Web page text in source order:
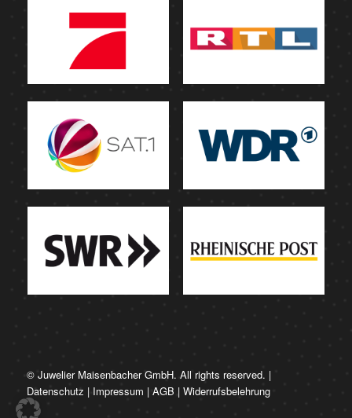
© Juwelier Maisenbacher GmbH. All rights reserved. |
Datenschutz | Impressum | AGB | Widerrufsbelehrung